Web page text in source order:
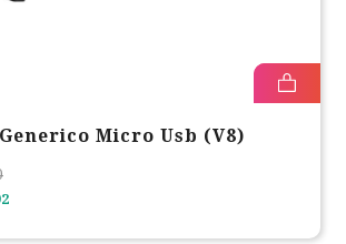
Micro Usb (V8)